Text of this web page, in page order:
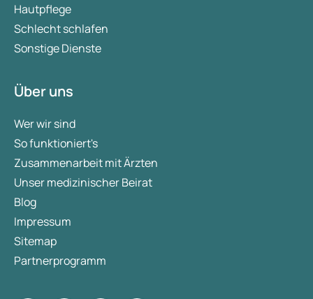
Hautpflege
Schlecht schlafen
Sonstige Dienste
Über uns
Wer wir sind
So funktioniert's
Zusammenarbeit mit Ärzten
Unser medizinischer Beirat
Blog
Impressum
Sitemap
Partnerprogramm